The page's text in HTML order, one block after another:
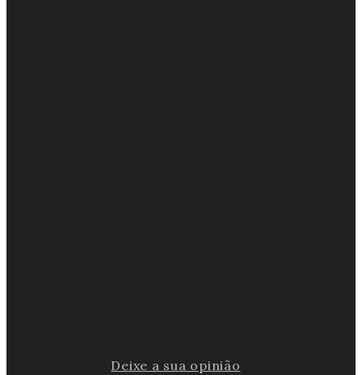
Deixe a sua opinião